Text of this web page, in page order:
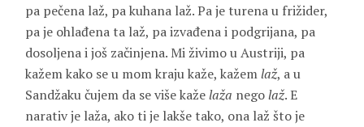
pa pečena laž, pa kuhana laž. Pa je turena u frižider,
pa je ohlađena ta laž, pa izvađena i podgrijana, pa
dosoljena i još začinjena. Mi živimo u Austriji, pa
kažem kako se u mom kraju kaže, kažemlaž, a u
Sandžaku čujem da se više kaželaža negolaž. E
narativ je laža, ako ti je lakše tako, ona laž što je